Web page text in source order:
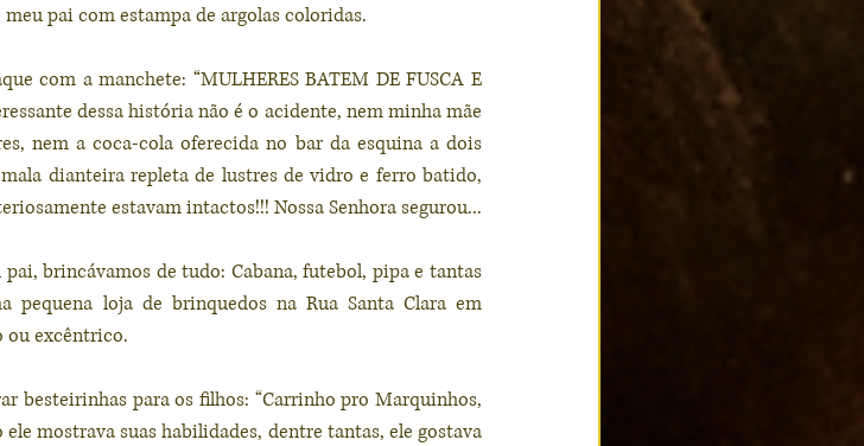
pai com estampa de argolas coloridas.
com a manchete: “MULHERES BATEM DE FUSCA E
dessa história não é o acidente, nem minha mãe
nem a coca-cola oferecida no bar da esquina a dois
dianteira repleta de lustres de vidro e ferro batido,
estavam intactos!!! Nossa Senhora segurou...
brincávamos de tudo: Cabana, futebol, pipa e tantas
pequena loja de brinquedos na Rua Santa Clara em
ou excêntrico.
besteirinhas para os filhos: “Carrinho pro Marquinhos,
mostrava suas habilidades, dentre tantas, ele gostava